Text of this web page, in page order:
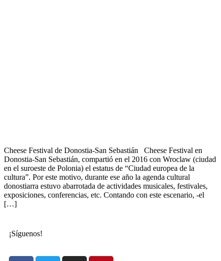
Cheese Festival de Donostia-San Sebastián Cheese Festival en
Donostia-San Sebastián, compartió en el 2016 con Wroclaw (ciudad
en el suroeste de Polonia) el estatus de “Ciudad europea de la
cultura”. Por este motivo, durante ese año la agenda cultural
donostiarra estuvo abarrotada de actividades musicales, festivales,
exposiciones, conferencias, etc. Contando con este escenario, -el
[…]
¡Síguenos!